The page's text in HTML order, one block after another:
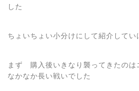
した
ちょいちょい小分けにして紹介してい
まず 購入後いきなり襲ってきたの
なかなか長い戦いでした